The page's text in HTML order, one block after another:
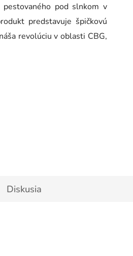
pestovaného pod slnkom v
predstavuje špičkovú
revolúciu v oblasti CBG,
Diskusia